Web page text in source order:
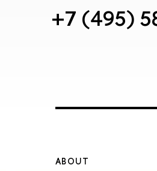
+7 (495)
ABOUT